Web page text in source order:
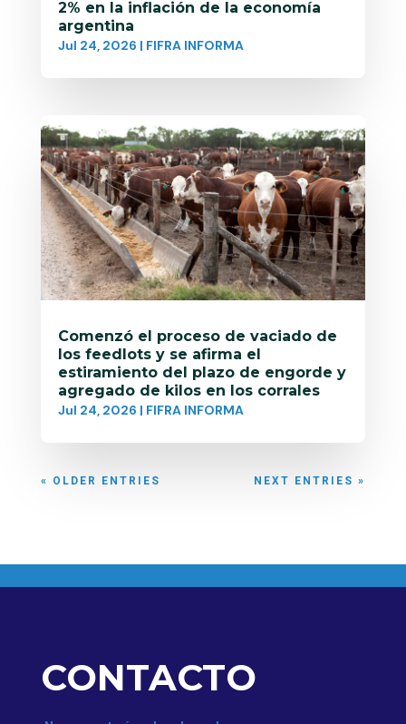
2% en la inflación de la economía
argentina
Jul 24, 2026 | FIFRA INFORMA
Comenzó el proceso de vaciado de
los feedlots y se afirma el
estiramiento del plazo de engorde y
agregado de kilos en los corrales
Jul 24, 2026 | FIFRA INFORMA
« OLDER ENTRIES NEXT ENTRIES »
CONTACTO